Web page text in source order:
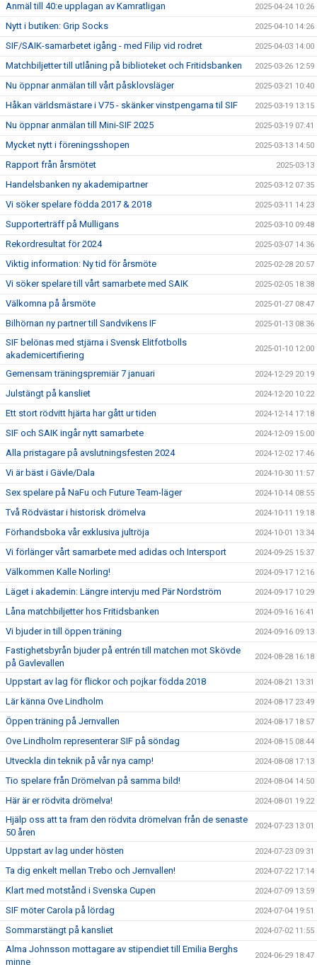
Anmäl till 40:e upplagan av Kamratligan 2025-04-24 10:26
Nytt i butiken: Grip Socks 2025-04-10 14:26
SIF/SAIK-samarbetet igång - med Filip vid rodret 2025-04-03 14:00
Matchbiljetter till utlåning på biblioteket och Fritidsbanken 2025-03-26 12:59
Nu öppnar anmälan till vårt påsklovsläger 2025-03-21 10:40
Håkan världsmästare i V75 - skänker vinstpengarna til SIF 2025-03-19 13:15
Nu öppnar anmälan till Mini-SIF 2025 2025-03-19 07:41
Mycket nytt i föreningsshopen 2025-03-13 14:50
Rapport från årsmötet 2025-03-13
Handelsbanken ny akademipartner 2025-03-12 07:35
Vi söker spelare födda 2017 & 2018 2025-03-11 14:23
Supporterträff på Mulligans 2025-03-10 09:48
Rekordresultat för 2024 2025-03-07 14:36
Viktig information: Ny tid för årsmöte 2025-02-28 20:57
Vi söker spelare till vårt samarbete med SAIK 2025-02-05 18:38
Välkomna på årsmöte 2025-01-27 08:47
Bilhörnan ny partner till Sandvikens IF 2025-01-13 08:36
SIF belönas med stjärna i Svensk Elitfotbolls
akademicertifiering
2025-01-10 12:00
Gemensam träningspremiär 7 januari 2024-12-29 20:19
Julstängt på kansliet 2024-12-20 10:22
Ett stort rödvitt hjärta har gått ur tiden 2024-12-14 17:18
SIF och SAIK ingår nytt samarbete 2024-12-09 15:00
Alla pristagare på avslutningsfesten 2024 2024-12-02 17:46
Vi är bäst i Gävle/Dala 2024-10-30 11:57
Sex spelare på NaFu och Future Team-läger 2024-10-14 08:55
Två Rödvästar i historisk drömelva 2024-10-11 19:18
Förhandsboka vår exklusiva jultröja 2024-10-01 13:34
Vi förlänger vårt samarbete med adidas och Intersport 2024-09-25 15:37
Välkommen Kalle Norling! 2024-09-17 12:16
Läget i akademin: Längre intervju med Pär Nordström 2024-09-17 10:29
Låna matchbiljetter hos Fritidsbanken 2024-09-16 16:41
Vi bjuder in till öppen träning 2024-09-16 09:13
Fastighetsbyrån bjuder på entrén till matchen mot Skövde
på Gavlevallen
2024-08-28 16:18
Uppstart av lag för flickor och pojkar födda 2018 2024-08-21 13:31
Lär känna Ove Lindholm 2024-08-17 23:49
Öppen träning på Jernvallen 2024-08-17 18:57
Ove Lindholm representerar SIF på söndag 2024-08-15 08:44
Utveckla din teknik på vår nya camp! 2024-08-08 17:13
Tio spelare från Drömelvan på samma bild! 2024-08-04 14:50
Här är er rödvita drömelva! 2024-08-01 19:22
Hjälp oss att ta fram den rödvita drömelvan från de senaste
50 åren
2024-07-23 13:01
Uppstart av lag under hösten 2024-07-23 09:31
Ta dig enkelt mellan Trebo och Jernvallen! 2024-07-22 17:14
Klart med motstånd i Svenska Cupen 2024-07-09 13:59
SIF möter Carola på lördag 2024-07-04 19:51
Sommarstängt på kansliet 2024-07-02 11:55
Alma Johnsson mottagare av stipendiet till Emilia Berghs
minne
2024-06-29 18:47